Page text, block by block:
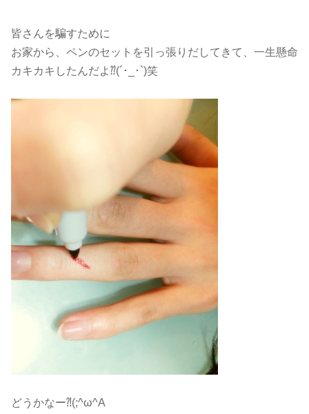
皆さんを騙すために
お家から、ペンのセットを引っ張りだしてきて、一生懸命
カキカキしたんだよ⁇(´･_･`)笑
どうかなー⁈(;^ω^A